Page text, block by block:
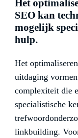
Het
SEO kan
mogelijk
hulp.
Het
uitdaging
complexiteit die
specialistische
linkbuilding.